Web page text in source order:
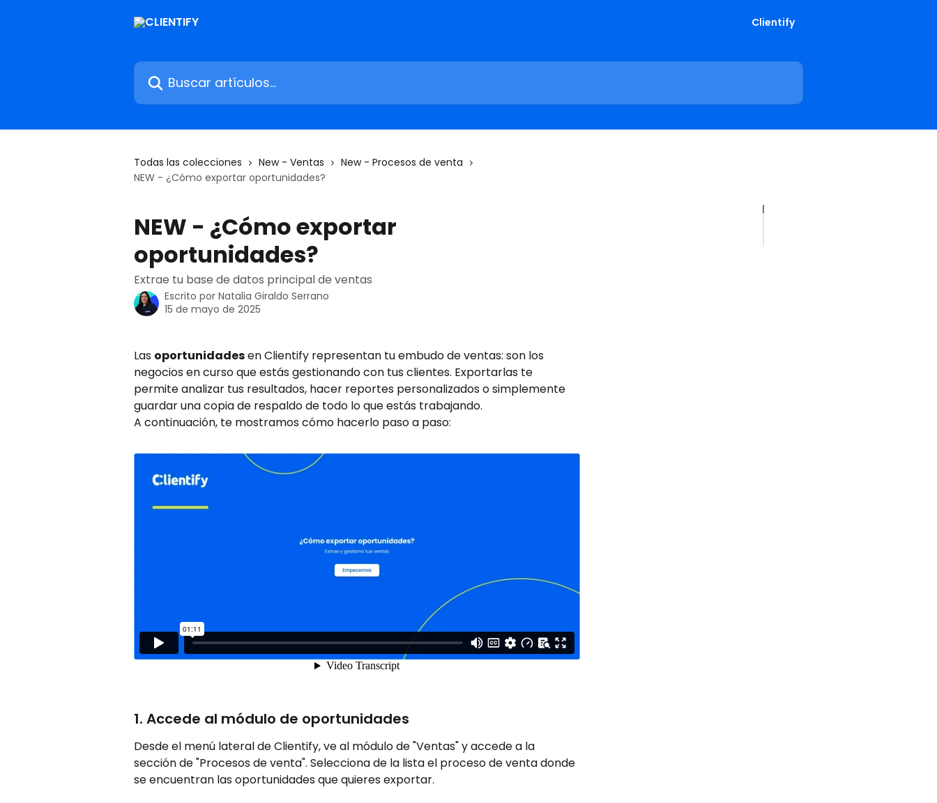
Clientify
Buscar artículos...
Todas las colecciones New - Ventas
New - Procesos de venta
NEW - ¿Cómo exportar oportunidades?
NEW - ¿Cómo exportar
oportunidades?
Extrae tu base de datos principal de ventas
Escrito por Natalia Giraldo Serrano
15 de mayo de 2025
Las oportunidades en Clientify representan tu embudo de ventas: son los
negocios en curso que estás gestionando con tus clientes. Exportarlas te
permite analizar tus resultados, hacer reportes personalizados o simplemente
guardar una copia de respaldo de todo lo que estás trabajando.
A continuación, te mostramos cómo hacerlo paso a paso:
1. Accede al módulo de oportunidades
Desde el menú lateral de Clientify, ve al módulo de "Ventas" y accede a la
sección de "Procesos de venta". Selecciona de la lista el proceso de venta donde
se encuentran las oportunidades que quieres exportar.